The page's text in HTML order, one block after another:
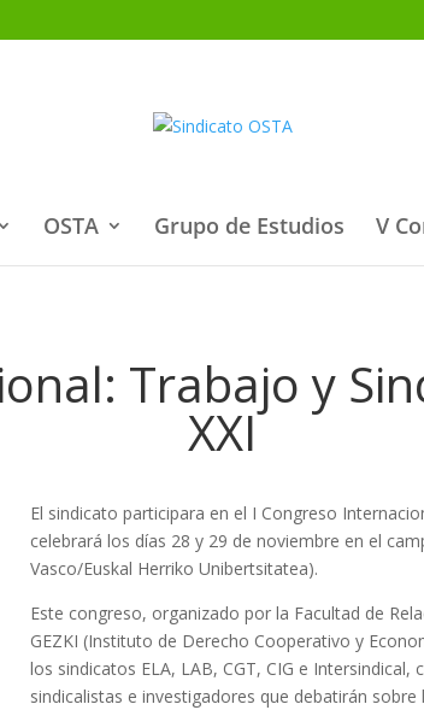
OSTA Grupo de Estudios V
Trabajo y
XXI
El sindicato participara en el I Congreso
celebrará los días 28 y 29 de noviembre en el
Vasco/Euskal Herriko Unibertsitatea).
Este congreso, organizado por la Facultad de
GEZKI (Instituto de Derecho Cooperativo y
los sindicatos ELA, LAB, CGT, CIG e
sindicalistas e investigadores que debatirán